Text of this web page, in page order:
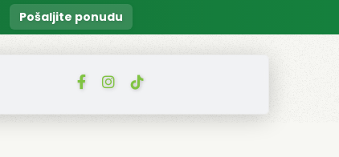
Pošaljite ponudu